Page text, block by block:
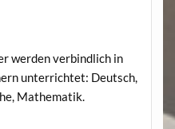
werden verbindlich in
unterrichtet: Deutsch,
Mathematik.